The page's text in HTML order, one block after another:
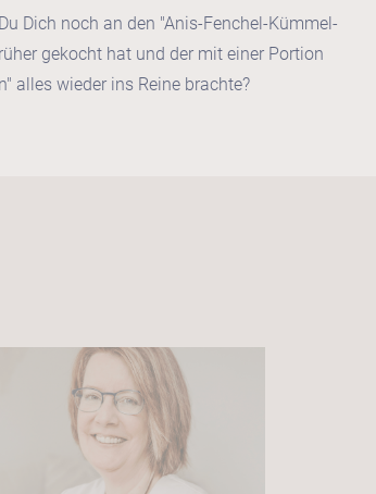
Dich noch an den "Anis-Fenchel-Kümmel-
gekocht hat und der mit einer Portion
alles wieder ins Reine brachte?